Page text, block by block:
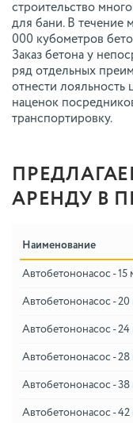
строительство
для бани. В течение
000 кубометров
Заказ бетона у
ряд отдельных
отнести
наценок
транспортировку.
АРЕНДУ В
Наименование
Автобетононасос - 15
Автобетононасос - 20
Автобетононасос - 24
Автобетононасос - 28
Автобетононасос - 38
Автобетононасос - 42